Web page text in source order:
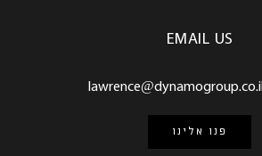
EMAIL US
lawrence@dynamogroup.co.il
פנו אלינו